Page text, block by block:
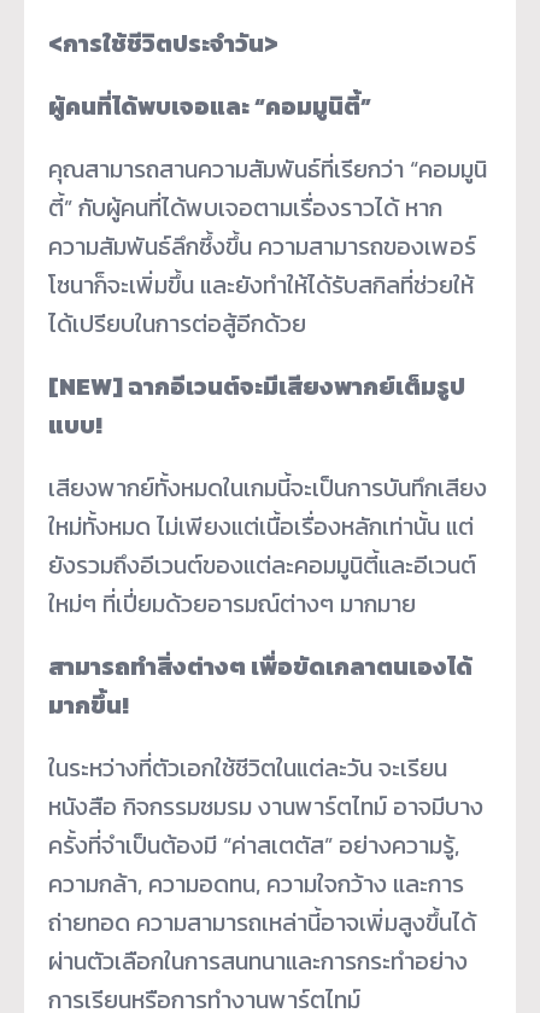
<การใช้ชีวิตประจำวัน>
ผู้คนที่ได้พบเจอและ “คอมมูนิตี้”
คุณสามารถสานความสัมพันธ์ที่เรียกว่า “คอมมูนิ
ตี้” กับผู้คนที่ได้พบเจอตามเรื่องราวได้ หาก
ความสัมพันธ์ลึกซึ้งขึ้น ความสามารถของเพอร์
โซนาก็จะเพิ่มขึ้น และยังทำให้ได้รับสกิลที่ช่วยให้
ได้เปรียบในการต่อสู้อีกด้วย
[NEW] ฉากอีเวนต์จะมีเสียงพากย์เต็มรูป
แบบ!
เสียงพากย์ทั้งหมดในเกมนี้จะเป็นการบันทึกเสียง
ใหม่ทั้งหมด ไม่เพียงแต่เนื้อเรื่องหลักเท่านั้น แต่
ยังรวมถึงอีเวนต์ของแต่ละคอมมูนิตี้และอีเวนต์
ใหม่ๆ ที่เปี่ยมด้วยอารมณ์ต่างๆ มากมาย
สามารถทำสิ่งต่างๆ เพื่อขัดเกลาตนเองได้
มากขึ้น!
ในระหว่างที่ตัวเอกใช้ชีวิตในแต่ละวัน จะเรียน
หนังสือ กิจกรรมชมรม งานพาร์ตไทม์ อาจมีบาง
ครั้งที่จำเป็นต้องมี “ค่าสเตตัส” อย่างความรู้,
ความกล้า, ความอดทน, ความใจกว้าง และการ
ถ่ายทอด ความสามารถเหล่านี้อาจเพิ่มสูงขึ้นได้
ผ่านตัวเลือกในการสนทนาและการกระทำอย่าง
การเรียนหรือการทำงานพาร์ตไทม์